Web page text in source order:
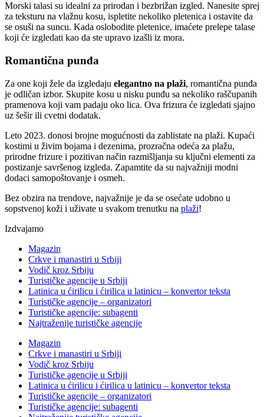
Morski talasi su idealni za prirodan i bezbrižan izgled. Nanesite sprej
za teksturu na vlažnu kosu, ispletite nekoliko pletenica i ostavite da
se osuši na suncu. Kada oslobodite pletenice, imaćete prelepe talase
koji će izgledati kao da ste upravo izašli iz mora.
Romantična punđa
Za one koji žele da izgledaju elegantno na plaži, romantična punđa
je odličan izbor. Skupite kosu u nisku punđu sa nekoliko raščupanih
pramenova koji vam padaju oko lica. Ova frizura će izgledati sjajno
uz šešir ili cvetni dodatak.
Leto 2023. donosi brojne mogućnosti da zablistate na plaži. Kupaći
kostimi u živim bojama i dezenima, prozračna odeća za plažu,
prirodne frizure i pozitivan način razmišljanja su ključni elementi za
postizanje savršenog izgleda. Zapamtite da su najvažniji modni
dodaci samopoštovanje i osmeh.
Bez obzira na trendove, najvažnije je da se osećate udobno u
sopstvenoj koži i uživate u svakom trenutku na plaži!
Izdvajamo
Magazin
Crkve i manastiri u Srbiji
Vodič kroz Srbiju
Turističke agencije u Srbiji
Latinica u ćirilicu i ćirilica u latinicu – konvertor teksta
Turističke agencije – organizatori
Turističke agencije: subagenti
Najtraženije turističke agencije
Magazin
Crkve i manastiri u Srbiji
Vodič kroz Srbiju
Turističke agencije u Srbiji
Latinica u ćirilicu i ćirilica u latinicu – konvertor teksta
Turističke agencije – organizatori
Turističke agencije: subagenti